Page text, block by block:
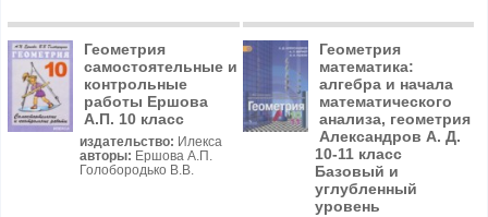
Геометрия
самостоятельные и
контрольные
работы Ершова
А.П. 10 класс
издательство: Илекса
авторы: Ершова А.П.
Голобородько В.В.
Геометрия
математика:
алгебра и начала
математического
анализа, геометрия
Александров А. Д.
10-11 класс
Базовый и
углубленный
уровень